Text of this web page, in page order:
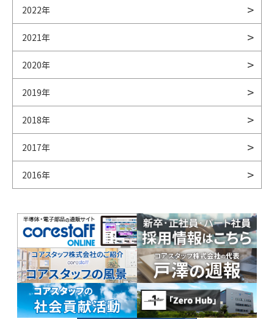
2022年
2021年
2020年
2019年
2018年
2017年
2016年